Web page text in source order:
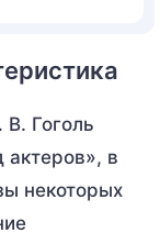
Гоголь
актеров», в
некоторых